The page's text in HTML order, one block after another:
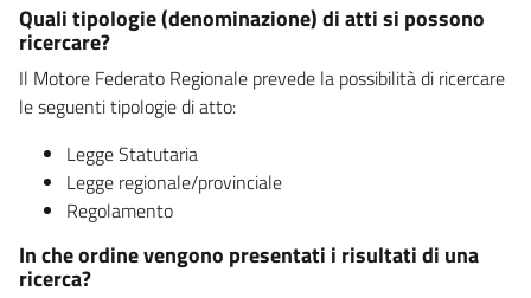
Quali tipologie (denominazione) di atti si possono
ricercare?
Il Motore Federato Regionale prevede la possibilità di ricercare
le seguenti tipologie di atto:
Legge Statutaria
Legge regionale/provinciale
Regolamento
In che ordine vengono presentati i risultati di una
ricerca?